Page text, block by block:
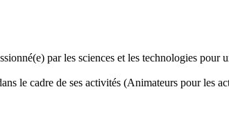
par les sciences et les technologies
le cadre de ses activités (Animateurs pour les